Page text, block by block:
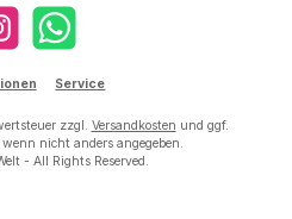
WhatsApp
Service
zzgl. Versandkosten und ggf.
nicht anders angegeben.
- All Rights Reserved.